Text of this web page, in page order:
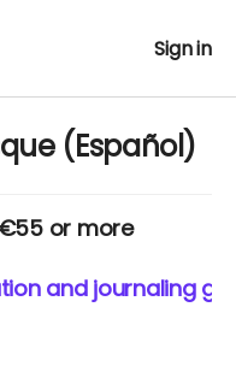
Sign in
(Español)
or more
and journaling